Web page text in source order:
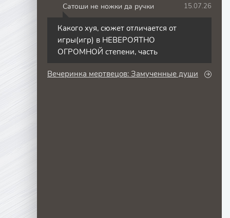
Сатоши не ножки да ручки 15.07.26
Какого хуя, сюжет отличается от
игры(игр) в НЕВЕРОЯТНО
ОГРОМНОЙ степени, часть
Вечеринка мертвецов: Замученные души